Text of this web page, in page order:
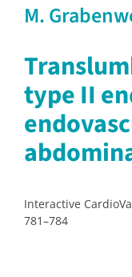
M.
type II
Interactive
781–784